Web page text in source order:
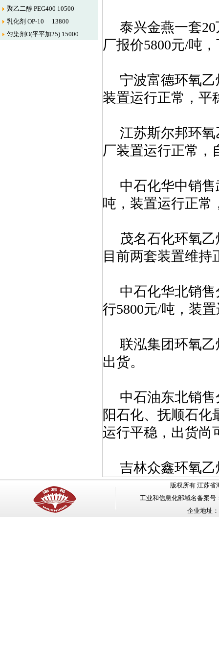
聚乙二醇 PEG400 10500
乳化剂 OP-10 13800
匀染剂O(平平加25) 15000
泰兴金燕一套
厂报价5800元/吨
宁波富德环氧乙
装置运行正常，平
江苏斯尔邦环氧
厂装置运行正常，
中石化华中销
吨，装置运行正常
茂名石化环氧
目前两套装置维持
中石化华北销
行5800元/吨，装
联泓集团环氧乙
出货。
中石油东北销
阳石化、抚顺石化
运行平稳，出货尚
吉林众鑫环氧
版权所有 江苏省
工业和信息化部域名备案号
企业地址